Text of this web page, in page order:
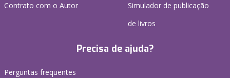
Contrato com o Autor
Simulador de publicação
de livros
Precisa de ajuda?
Perguntas frequentes